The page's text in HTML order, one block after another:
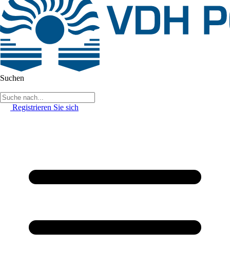
Suchen
Registrieren Sie sich